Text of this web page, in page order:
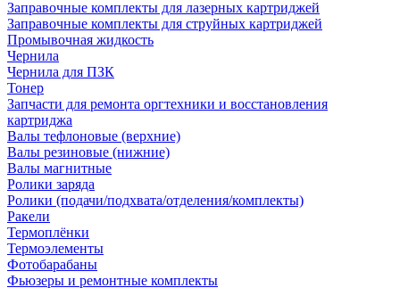
Заправочные комплекты для лазерных картриджей
Заправочные комплекты для струйных картриджей
Промывочная жидкость
Чернила
Чернила для ПЗК
Тонер
Запчасти для ремонта оргтехники и восстановления
картриджа
Валы тефлоновые (верхние)
Валы резиновые (нижние)
Валы магнитные
Ролики заряда
Ролики (подачи/подхвата/отделения/комплекты)
Ракели
Термоплёнки
Термоэлементы
Фотобарабаны
Фьюзеры и ремонтные комплекты